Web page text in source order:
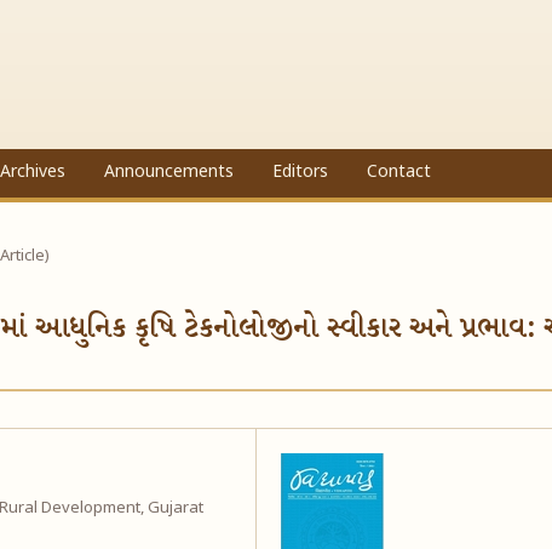
Archives Announcements Editors Contact
કૃષિ ટેકનોલોજીનો સ્વીકાર અને
Development, Gujarat